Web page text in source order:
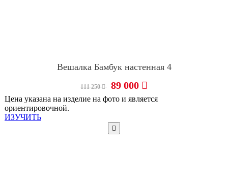
Вешалка Бамбук настенная 4
111 250 89 000
Цена указана на изделие на фото и является
ориентировочной.
ИЗУЧИТЬ